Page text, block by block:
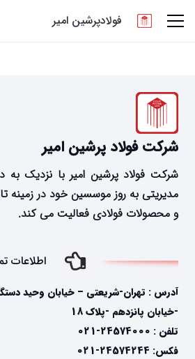
فولادپرشین امیر
شرکت فولاد پرشین امیر
شرکت فولاد پرشین امیر با نزدیک
مدیریتی به روز موسسین خود در زمینه
و محصولات فولادی فعالیت می کند.
اطلاعات
آدرس : تهران-شریعتی – خیابان وحید
-خیابان پانزدهم -پلاک 18
تلفن : 24574000-021
فکس: 24574244-021